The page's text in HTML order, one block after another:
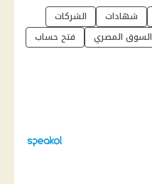
شهادات
الشركات
السوق المصري
فتح حساب